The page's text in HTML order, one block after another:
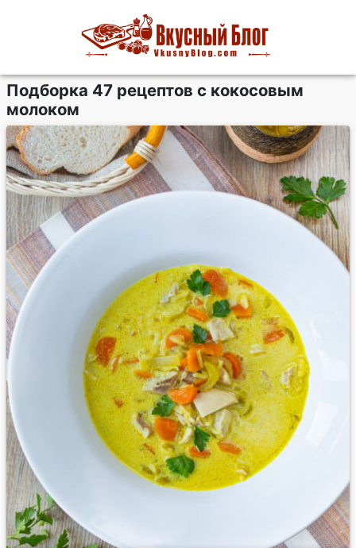
Подборка 47 рецептов с кокосовым
молоком